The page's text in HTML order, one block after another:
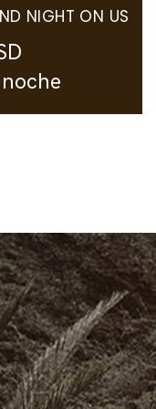
NIGHT ON US